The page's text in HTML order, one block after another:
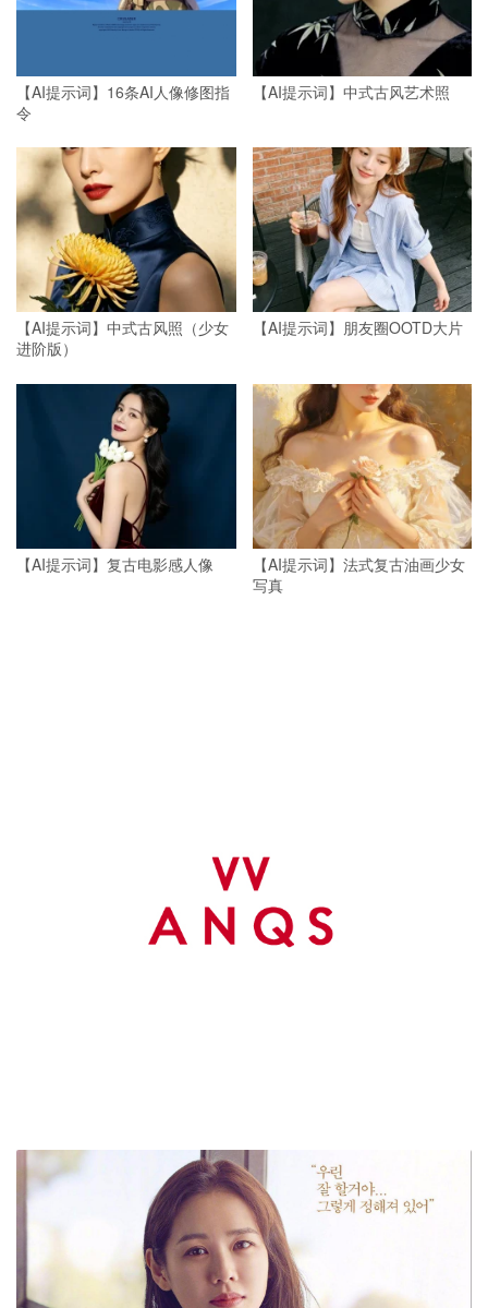
【AI提示词】16条AI人像修图指
令
【AI提示词】中式古风艺术照
【AI提示词】中式古风照（少女
进阶版）
【AI提示词】朋友圈OOTD大片
【AI提示词】复古电影感人像
【AI提示词】法式复古油画少女
写真